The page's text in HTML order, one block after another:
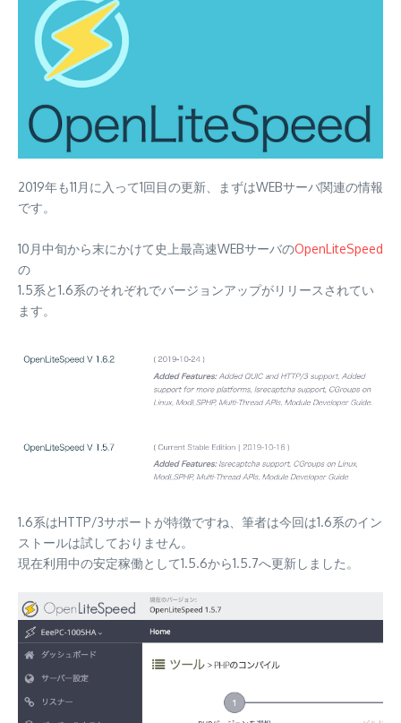
2019年も11月に入って1回目の更新、まずはWEBサーバ関連の情報
です。
10月中旬から末にかけて史上最高速WEBサーバのOpenLiteSpeed
の
1.5系と1.6系のそれぞれでバージョンアップがリリースされてい
ます。
1.6系はHTTP/3サポートが特徴ですね、筆者は今回は1.6系のイン
ストールは試しておりません。
現在利用中の安定稼働として1.5.6から1.5.7へ更新しました。